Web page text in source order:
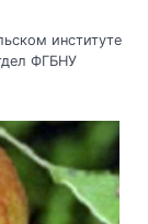
институте
ФГБНУ